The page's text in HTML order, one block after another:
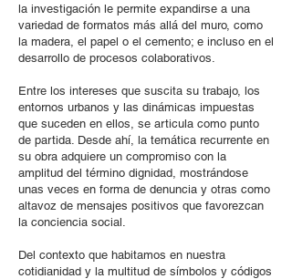
la investigación le permite expandirse a una
variedad de formatos más allá del muro, como
la madera, el papel o el cemento; e incluso en el
desarrollo de procesos colaborativos.
Entre los intereses que suscita su trabajo, los
entornos urbanos y las dinámicas impuestas
que suceden en ellos, se articula como punto
de partida. Desde ahí, la temática recurrente en
su obra adquiere un compromiso con la
amplitud del término dignidad, mostrándose
unas veces en forma de denuncia y otras como
altavoz de mensajes positivos que favorezcan
la conciencia social.
Del contexto que habitamos en nuestra
cotidianidad y la multitud de símbolos y códigos